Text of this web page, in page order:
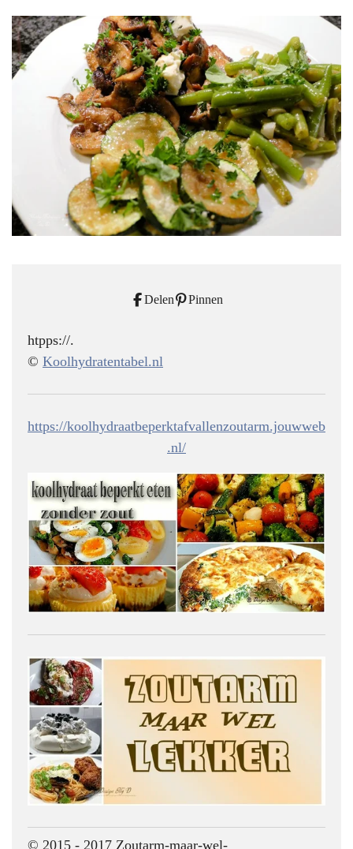
Delen Pinnen
htpps://.
© Koolhydratentabel.nl
https://koolhydraatbeperktafvallenzoutarm.jouwweb
.nl/
© 2015 - 2017 Zoutarm-maar-wel-